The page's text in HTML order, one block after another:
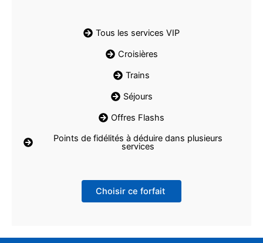
Tous les services VIP
Croisières
Trains
Séjours
Offres Flashs
Points de fidélités à déduire dans plusieurs
services
Choisir ce forfait